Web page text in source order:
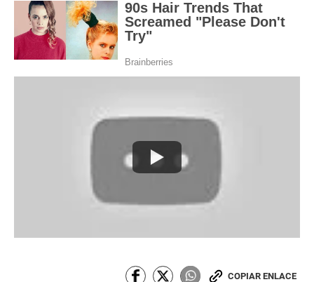
COPIAR ENLACE